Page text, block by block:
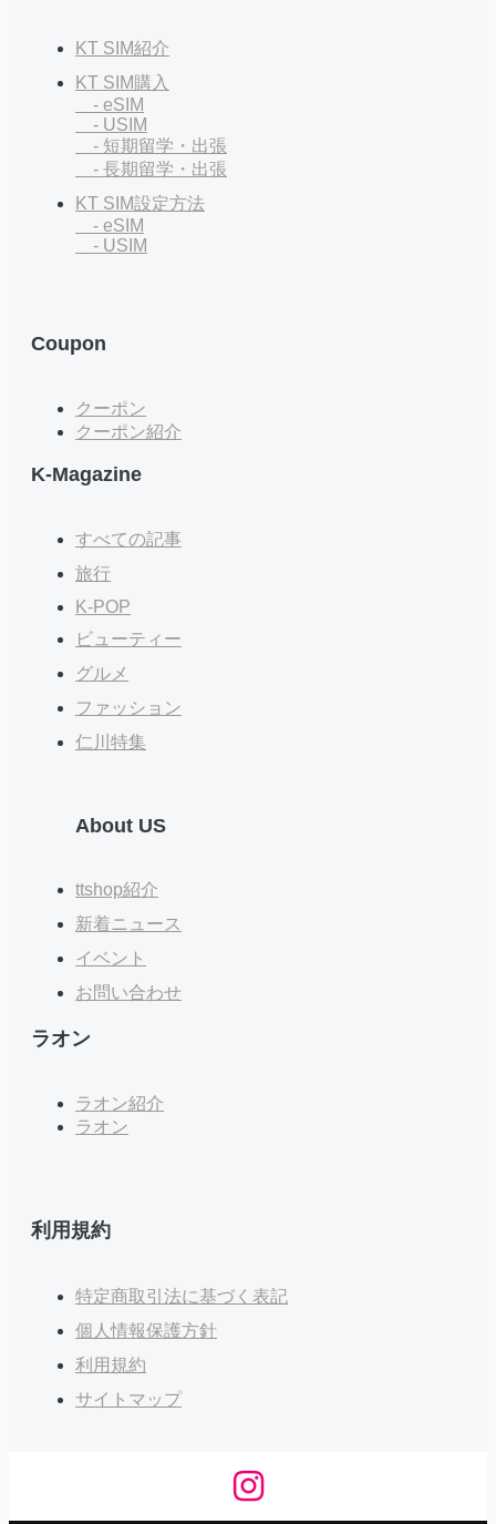
KT SIM紹介
KT SIM購入
- eSIM
- USIM
- 短期留学・出張
- 長期留学・出張
KT SIM設定方法
- eSIM
- USIM
Coupon
クーポン
クーポン紹介
K-Magazine
すべての記事
旅行
K-POP
ビューティー
グルメ
ファッション
仁川特集
About US
ttshop紹介
新着ニュース
イベント
お問い合わせ
ラオン
ラオン紹介
ラオン
利用規約
特定商取引法に基づく表記
個人情報保護方針
利用規約
サイトマップ